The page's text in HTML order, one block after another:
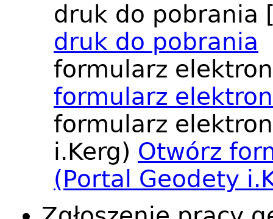
druk do pobrania
druk do pobrania
formularz
formularz
formularz
i.Kerg) Otwórz
(Portal Geodety